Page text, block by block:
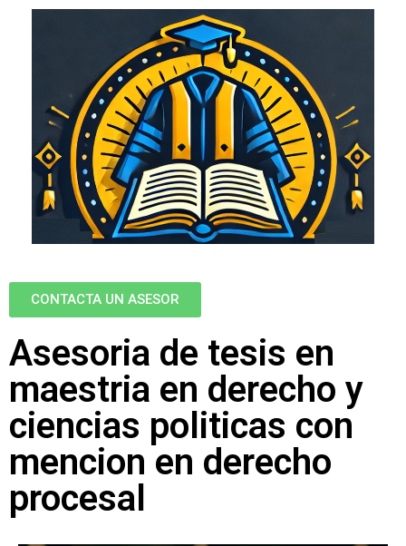
CONTACTA UN ASESOR
Asesoria de tesis en
maestria en derecho y
ciencias politicas con
mencion en derecho
procesal